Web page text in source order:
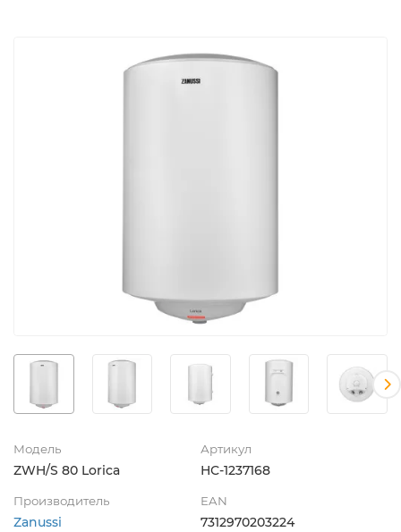
Модель
ZWH/S 80 Lorica
Артикул
НС-1237168
Производитель
Zanussi
EAN
7312970203224